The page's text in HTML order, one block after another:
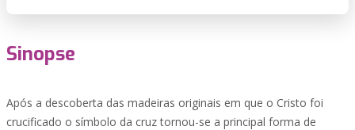
Sinopse
Após a descoberta das madeiras originais em que o Cristo foi
crucificado o símbolo da cruz tornou-se a principal forma de